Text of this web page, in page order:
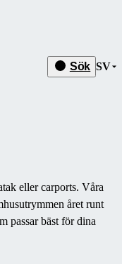
Sök SV
eller carports. Våra
året runt
passar bäst för dina